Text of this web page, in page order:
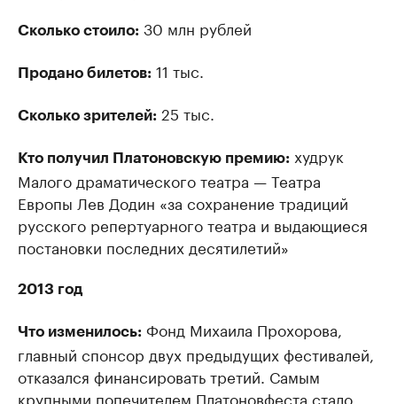
Сколько стоило: 30 млн рублей
Продано билетов: 11 тыс.
Сколько зрителей: 25 тыс.
Кто получил Платоновскую премию: худрук
Малого драматического театра — Театра
Европы Лев Додин «за сохранение традиций
русского репертуарного театра и выдающиеся
постановки последних десятилетий»
2013 год
Что изменилось: Фонд Михаила Прохорова,
главный спонсор двух предыдущих фестивалей,
отказался финансировать третий. Самым
крупными попечителем Платоновфеста стало